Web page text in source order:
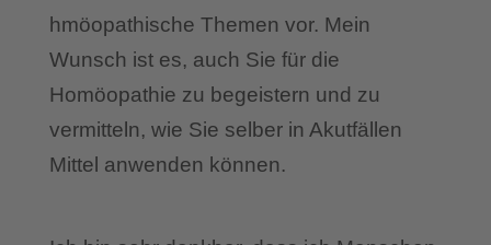
hmöopathische Themen vor. Mein
Wunsch ist es, auch Sie für die
Homöopathie zu begeistern und zu
vermitteln, wie Sie selber in Akutfällen
Mittel anwenden können.